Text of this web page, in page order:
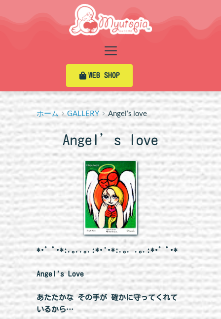
プ
WEB SHOP
ホーム GALLERY Angel’s love
Angel’s love
*･゜ﾟ･*:.｡..｡.:*･'･*:.｡. .｡.:*･゜ﾟ･*
Angel's Love
あたたかな その手が 確かに守ってくれて
いるから…